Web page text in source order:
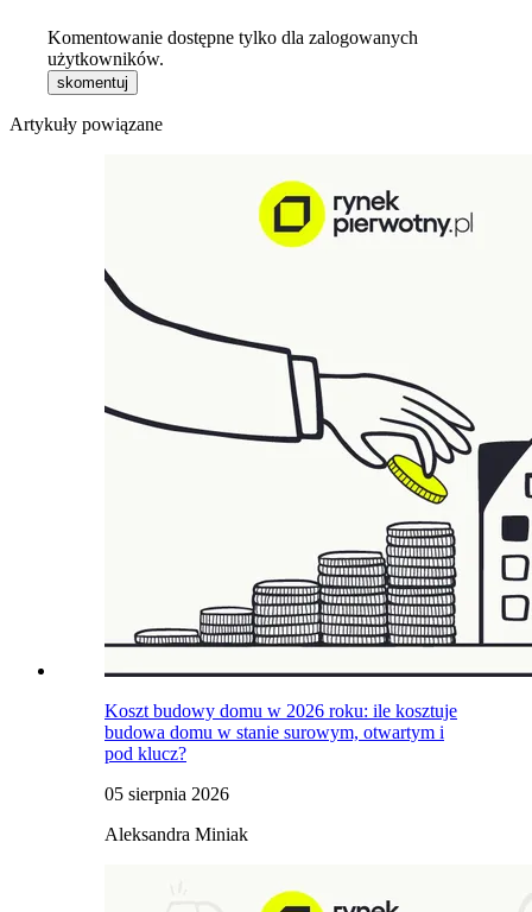
Komentowanie dostępne tylko dla zalogowanych
użytkowników.
skomentuj
Artykuły powiązane
Koszt budowy domu w 2026 roku: ile kosztuje
budowa domu w stanie surowym, otwartym i
pod klucz?
05 sierpnia 2026
Aleksandra Miniak